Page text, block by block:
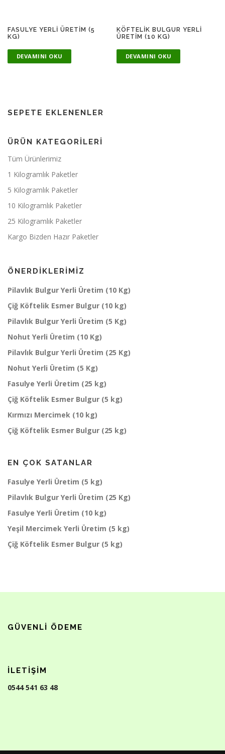
FASULYE YERLI ÜRETIM (5
KG)
DEVAMINI OKU
KÖFTELIK BULGUR YERLI
ÜRETIM (10 KG)
DEVAMINI OKU
SEPETE EKLENENLER
ÜRÜN KATEGORILERI
Tüm Ürünlerimiz
1 Kilogramlık Paketler
5 Kilogramlık Paketler
10 Kilogramlık Paketler
25 Kilogramlık Paketler
Kargo Bizden Hazır Paketler
ÖNERDIKLERIMIZ
Pilavlık Bulgur Yerli Üretim (10 Kg)
Çiğ Köftelik Esmer Bulgur (10 kg)
Pilavlık Bulgur Yerli Üretim (5 Kg)
Nohut Yerli Üretim (10 Kg)
Pilavlık Bulgur Yerli Üretim (25 Kg)
Nohut Yerli Üretim (5 Kg)
Fasulye Yerli Üretim (25 kg)
Çiğ Köftelik Esmer Bulgur (5 kg)
Kırmızı Mercimek (10 kg)
Çiğ Köftelik Esmer Bulgur (25 kg)
EN ÇOK SATANLAR
Fasulye Yerli Üretim (5 kg)
Pilavlık Bulgur Yerli Üretim (25 Kg)
Fasulye Yerli Üretim (10 kg)
Yeşil Mercimek Yerli Üretim (5 kg)
Çiğ Köftelik Esmer Bulgur (5 kg)
GÜVENLI ÖDEME
İLETIŞIM
0544 541 63 48